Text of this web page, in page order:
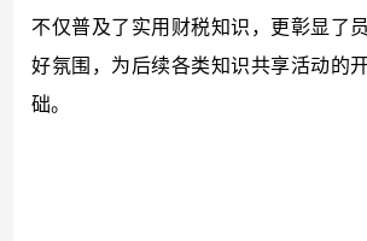
不仅普及了实用财税知识，更彰显了
好氛围，为后续各类知识共享活动的
础。